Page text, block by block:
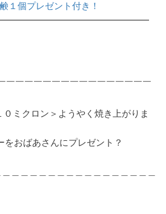
１個プレゼント付き！
￣￣￣￣￣￣￣￣￣￣￣￣￣
ロン＞ようやく焼き上がりま
おばあさんにプレゼント？
＿＿＿＿＿＿＿＿＿＿＿＿＿＿＿